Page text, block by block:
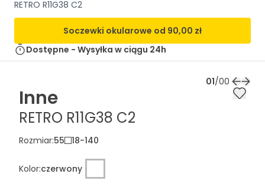
RETRO R11G38 C2
Soczewki okularowe od 90,00 zł
Dostępne - Wysyłka w ciągu 24h
01/00
Inne
RETRO R11G38 C2
Rozmiar:55 18-140
Kolor:czerwony